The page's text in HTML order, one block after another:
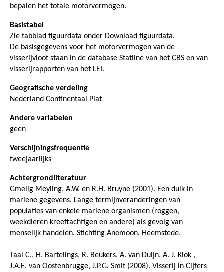
bepalen het totale motorvermogen.
Basistabel
Zie tabblad figuurdata onder Download figuurdata.
De basisgegevens voor het motorvermogen van de
visserijvloot staan in de database Statline van het CBS en van
visserijrapporten van het LEI.
Geografische verdeling
Nederland Continentaal Plat
Andere variabelen
geen
Verschijningsfrequentie
tweejaarlijks
Achtergrondliteratuur
Gmelig Meyling, A.W. en R.H. Bruyne (2001). Een duik in
mariene gegevens. Lange termijnveranderingen van
populaties van enkele mariene organismen (roggen,
weekdieren kreeftachtigen en andere) als gevolg van
menselijk handelen. Stichting Anemoon. Heemstede.
Taal C., H. Bartelings, R. Beukers, A. van Duijn, A. J. Klok ,
J.A.E. van Oostenbrugge, J.P.G. Smit (2008). Visserij in Cijfers